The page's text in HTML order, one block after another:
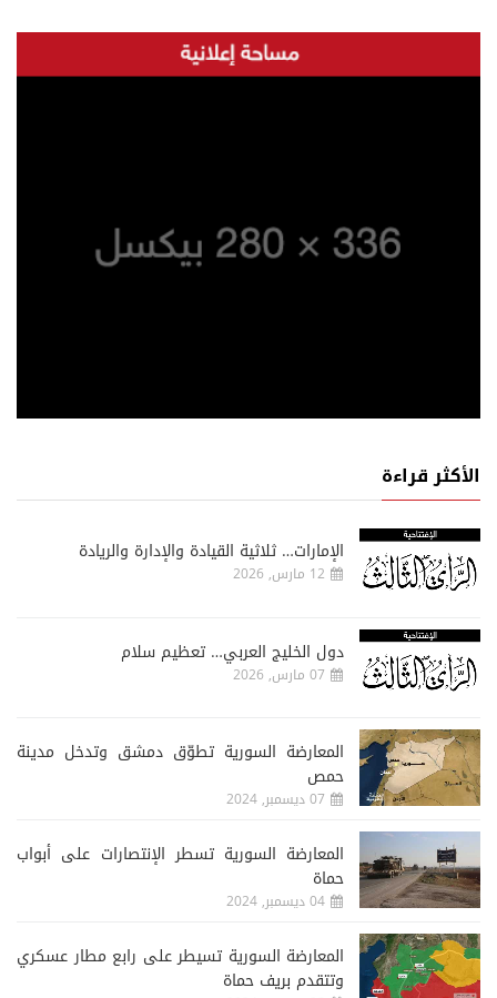
الأكثر قراءة
الإمارات… ثلاثية القيادة والإدارة والريادة
12 مارس, 2026
دول الخليج العربي… تعظيم سلام
07 مارس, 2026
المعارضة السورية تطوّق دمشق وتدخل مدينة
حمص
07 ديسمبر, 2024
المعارضة السورية تسطر الإنتصارات على أبواب
حماة
04 ديسمبر, 2024
المعارضة السورية تسيطر على رابع مطار عسكري
وتتقدم بريف حماة